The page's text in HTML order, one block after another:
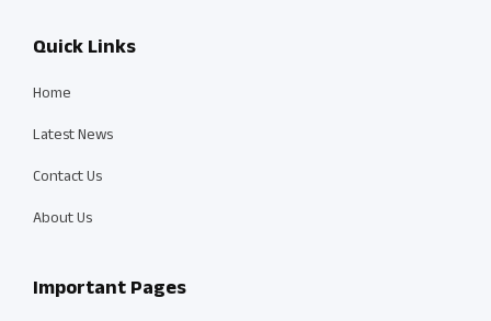
Quick Links
Home
Latest News
Contact Us
About Us
Important Pages